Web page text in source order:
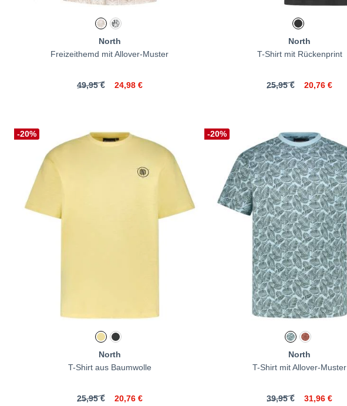
North
Freizeithemd mit Allover-Muster
49,95 € 24,98 €
North
T-Shirt mit Rückenprint
25,95 € 20,76 €
-20%
North
T-Shirt aus Baumwolle
25,95 € 20,76 €
-20%
North
T-Shirt mit Allover-Muster
39,95 € 31,96 €